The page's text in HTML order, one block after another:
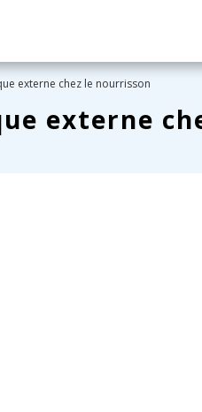
externe chez le nourrisson
externe